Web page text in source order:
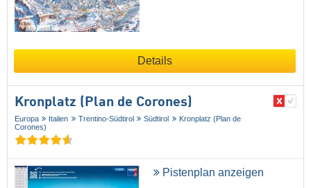
Details
Kronplatz (Plan de Corones)
Europa Italien Trentino-Südtirol Südtirol
Kronplatz (Plan de
Corones)
Pistenplan anzeigen